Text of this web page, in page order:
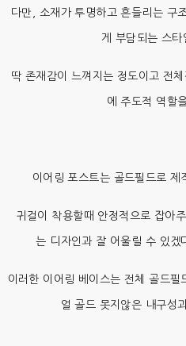
다만, 소재가 투명하고 흔들리는 구
게 부담되는 스타
딱 존재감이 느껴지는 정도이고 전
에 주도적 역할
이어링 포스트는 골드필드로 제
귀걸이 착용할때 안정적으로 잡아
는 디자인과 잘 어울릴 수 있겠
이러한 이어링 베이스는 전체 골드필
얼 골드 못지않은 내구성